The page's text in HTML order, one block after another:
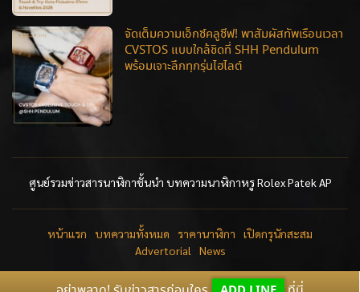
จัดเต็มความเอ็กซ์คลูซีฟ! พาสัมผัสทัพเรือนเวลา
CVSTOS แบบใกล้ชิดที่ SHH Pendulum
พร้อมเจาะลึกทุกรุ่นไฮไลต์
ศูนย์รวมข่าวสารนาฬิกาชั้นนำ บทความนาฬิกาหรู Rolex Patek AP
หน้าแรก บทความทั้งหมด ราคานาฬิกา
เปิดกรุนักสะสม
Advertorial
News